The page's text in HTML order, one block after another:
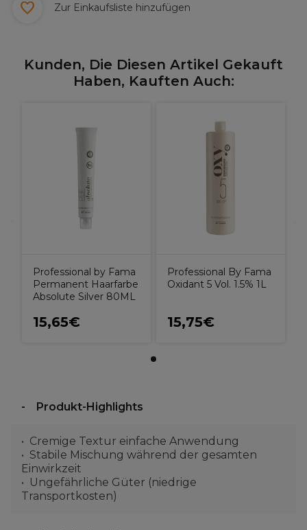
Zur Einkaufsliste hinzufügen
Kunden, Die Diesen Artikel Gekauft
Haben, Kauften Auch:
Professional by Fama
Permanent Haarfarbe
Absolute Silver 80ML
15,65€
Professional By Fama
Oxidant 5 Vol. 1.5% 1L
15,75€
Produkt-Highlights
Cremige Textur einfache Anwendung
Stabile Mischung während der gesamten
Einwirkzeit
Ungefährliche Güter (niedrige
Transportkosten)